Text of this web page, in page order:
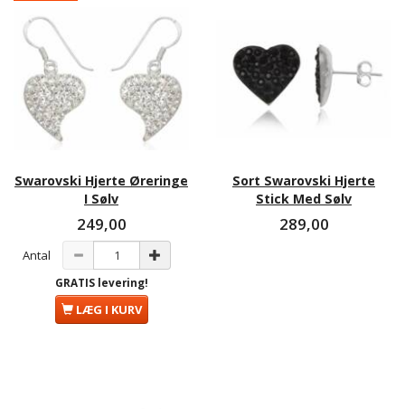
Swarovski Hjerte Øreringe
I Sølv
249,00
Antal
GRATIS levering!
LÆG I KURV
Sort Swarovski Hjerte
Stick Med Sølv
289,00